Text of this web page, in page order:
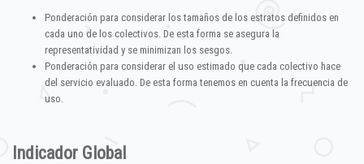
Ponderación para considerar los tamaños de los estratos definidos en
cada uno de los colectivos. De esta forma se asegura la
representatividad y se minimizan los sesgos.
Ponderación para considerar el uso estimado que cada colectivo hace
del servicio evaluado. De esta forma tenemos en cuenta la frecuencia de
uso.
Indicador Global